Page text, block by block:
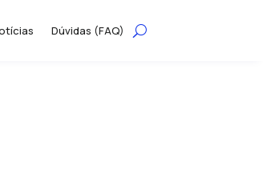
Dúvidas (FAQ)